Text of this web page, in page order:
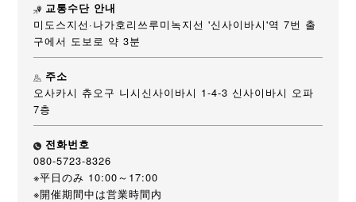
교통수단 안내
미도스지선·나가호리쓰루미녹지선 '신사이바시'역 7번 출
구에서 도보로 약 3분
주소
오사카시 츄오구 니시신사이바시 1-4-3 신사이바시 오파
7층
전화번호
080-5723-8326
※平日のみ 10:00～17:00
※開催期間中は営業時間内